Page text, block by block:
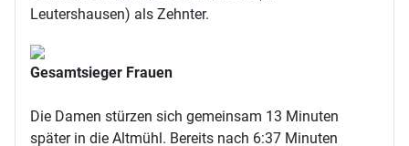
Leutershausen) als Zehnter.
Gesamtsieger Frauen
Die Damen stürzen sich gemeinsam 13 Minuten
später in die Altmühl. Bereits nach 6:37 Minuten